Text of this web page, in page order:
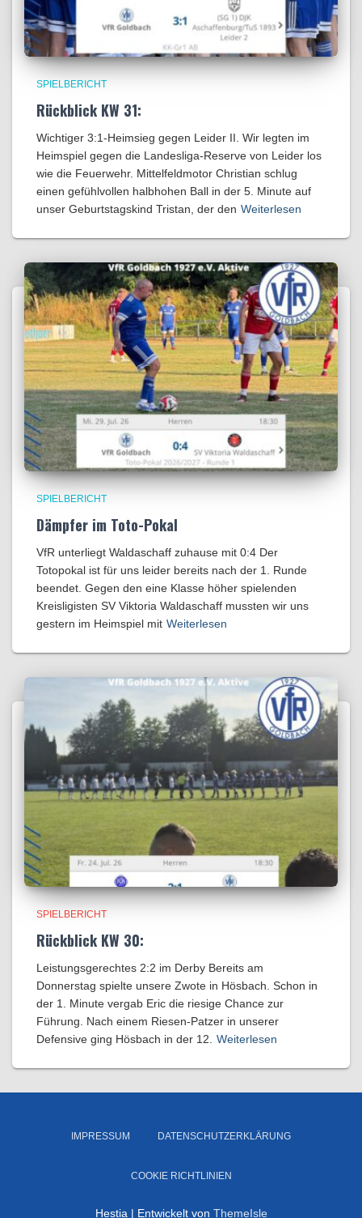
SPIELBERICHT
Rückblick KW 31:
Wichtiger 3:1-Heimsieg gegen Leider II. Wir legten im
Heimspiel gegen die Landesliga-Reserve von Leider los
wie die Feuerwehr. Mittelfeldmotor Christian schlug
einen gefühlvollen halbhohen Ball in der 5. Minute auf
unser Geburtstagskind Tristan, der den Weiterlesen
SPIELBERICHT
Dämpfer im Toto-Pokal
VfR unterliegt Waldaschaff zuhause mit 0:4​ Der
Totopokal ist für uns leider bereits nach der 1. Runde
beendet. Gegen den eine Klasse höher spielenden
Kreisligisten SV Viktoria Waldaschaff mussten wir uns
gestern im Heimspiel mit Weiterlesen
SPIELBERICHT
Rückblick KW 30:
Leistungsgerechtes 2:2 im Derby Bereits am
Donnerstag spielte unsere Zwote in Hösbach. Schon in
der 1. Minute vergab Eric die riesige Chance zur
Führung. Nach einem Riesen-Patzer in unserer
Defensive ging Hösbach in der 12.
Weiterlesen
IMPRESSUM DATENSCHUTZERKLÄRUNG
COOKIE RICHTLINIEN
Hestia | Entwickelt von ThemeIsle